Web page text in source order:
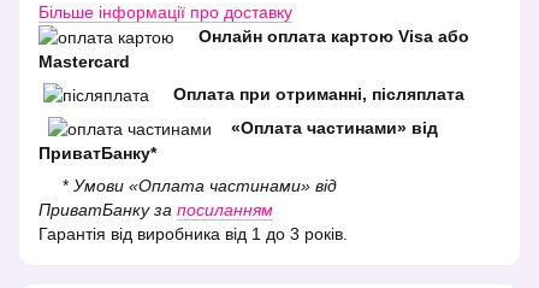
Більше інформації про доставку
Онлайн оплата картою Visa або
Mastercard
Оплата при отриманні, післяплата
«Оплата частинами» від
ПриватБанку*
* Умови «Оплата частинами» від
ПриватБанку за посиланням
Гарантія від виробника від 1 до 3 років.